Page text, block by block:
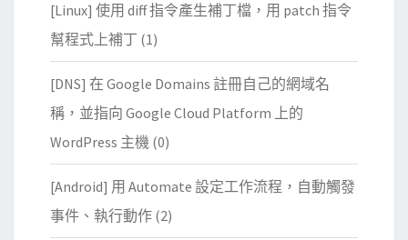
[Linux] 使用 diff 指令產生補丁檔，用 patch 指令
幫程式上補丁 (1)
[DNS] 在 Google Domains 註冊自己的網域名
稱，並指向 Google Cloud Platform 上的
WordPress 主機 (0)
[Android] 用 Automate 設定工作流程，自動觸發
事件、執行動作 (2)